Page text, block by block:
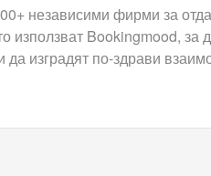
независими фирми за
използват Bookingmood, за
да изградят по-здрави